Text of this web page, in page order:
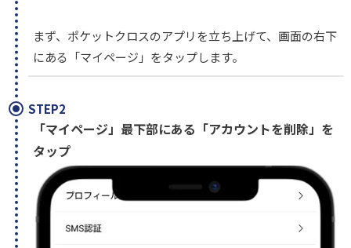
まず、ポケットクロスのアプリを立ち上げて、画面の右下
にある「マイページ」をタップします。
STEP2
「マイページ」最下部にある「アカウントを削除」を
タップ